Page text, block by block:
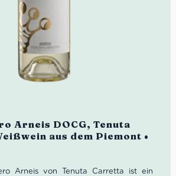
Arneis DOCG, Tenuta
aus dem Piemont •
Arneis von Tenuta Carretta ist ein